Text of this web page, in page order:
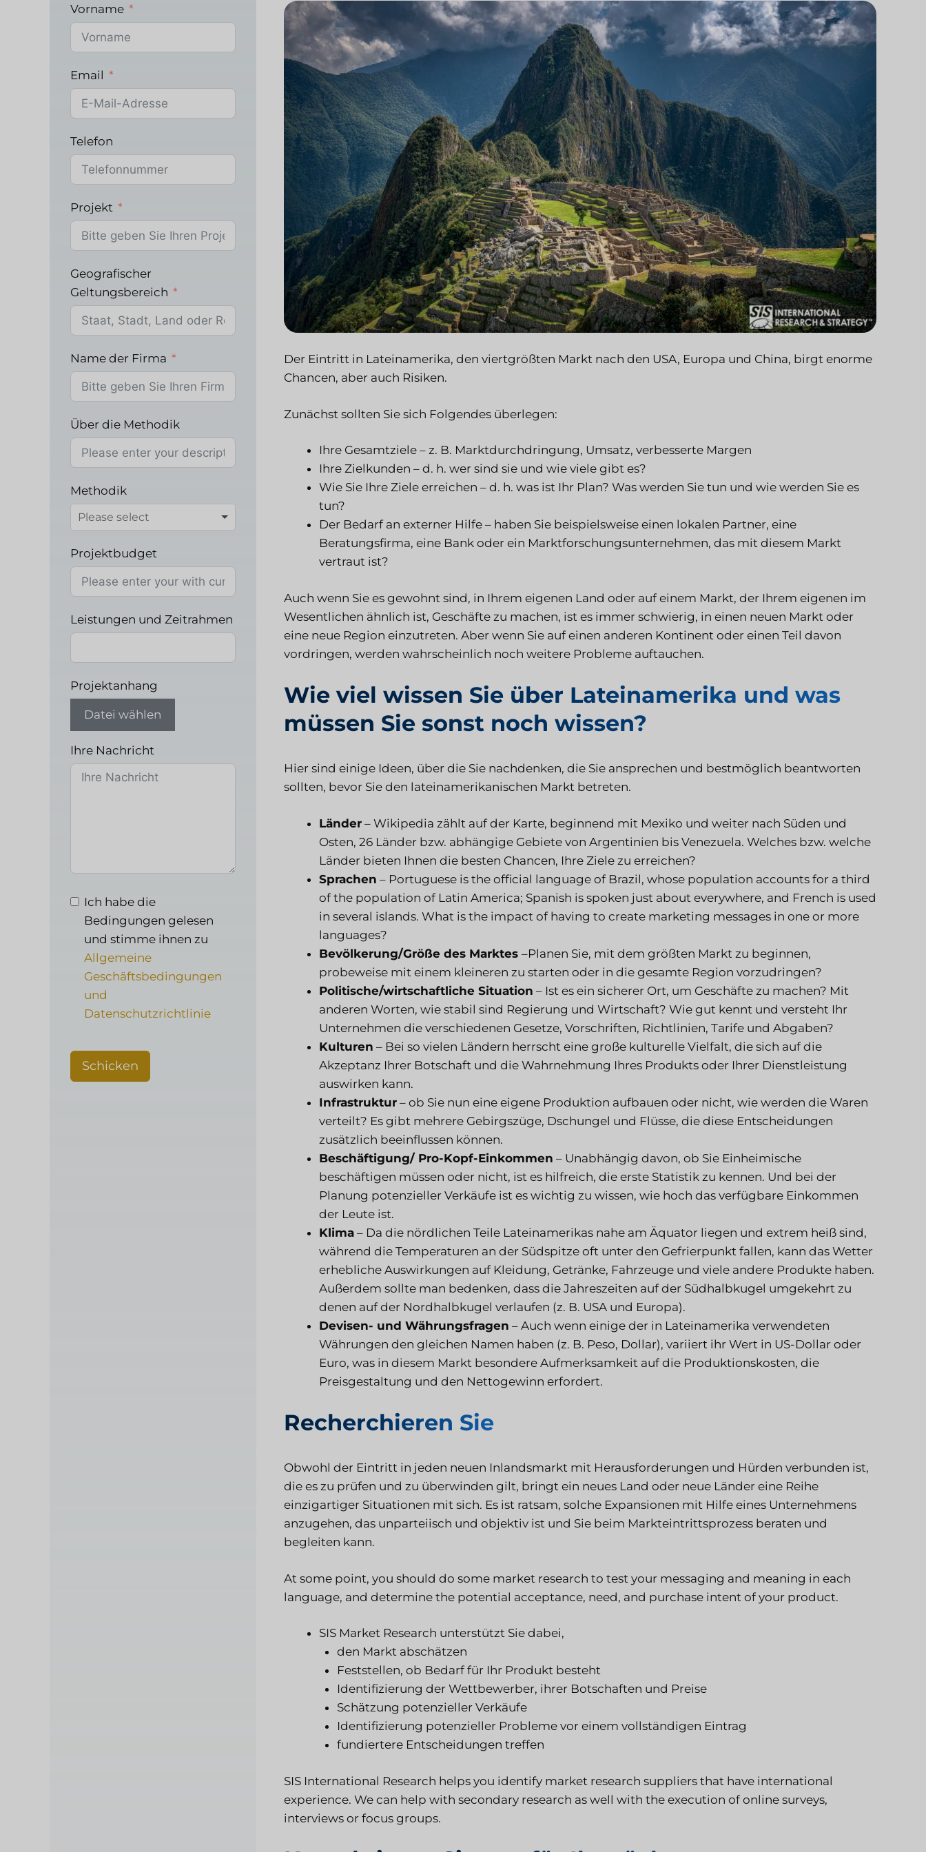
Der Eintritt in Lateinamerika, den viertgrößten Markt nach den USA, Europa und China, birgt enorme
Chancen, aber auch Risiken.
Zunächst sollten Sie sich Folgendes überlegen:
Ihre Gesamtziele – z. B. Marktdurchdringung, Umsatz, verbesserte Margen
Ihre Zielkunden – d. h. wer sind sie und wie viele gibt es?
Wie Sie Ihre Ziele erreichen – d. h. was ist Ihr Plan? Was werden Sie tun und wie werden Sie es
tun?
Der Bedarf an externer Hilfe – haben Sie beispielsweise einen lokalen Partner, eine
Beratungsfirma, eine Bank oder ein Marktforschungsunternehmen, das mit diesem Markt
vertraut ist?
Auch wenn Sie es gewohnt sind, in Ihrem eigenen Land oder auf einem Markt, der Ihrem eigenen im
Wesentlichen ähnlich ist, Geschäfte zu machen, ist es immer schwierig, in einen neuen Markt oder
eine neue Region einzutreten. Aber wenn Sie auf einen anderen Kontinent oder einen Teil davon
vordringen, werden wahrscheinlich noch weitere Probleme auftauchen.
Wie viel wissen Sie über Lateinamerika und was
müssen Sie sonst noch wissen?
Hier sind einige Ideen, über die Sie nachdenken, die Sie ansprechen und bestmöglich beantworten
sollten, bevor Sie den lateinamerikanischen Markt betreten.
Länder – Wikipedia zählt auf der Karte, beginnend mit Mexiko und weiter nach Süden und
Osten, 26 Länder bzw. abhängige Gebiete von Argentinien bis Venezuela. Welches bzw. welche
Länder bieten Ihnen die besten Chancen, Ihre Ziele zu erreichen?
Sprachen – Portuguese is the official language of Brazil, whose population accounts for a third
of the population of Latin America; Spanish is spoken just about everywhere, and French is used
in several islands. What is the impact of having to create marketing messages in one or more
languages?
Bevölkerung/Größe des Marktes –Planen Sie, mit dem größten Markt zu beginnen,
probeweise mit einem kleineren zu starten oder in die gesamte Region vorzudringen?
Politische/wirtschaftliche Situation – Ist es ein sicherer Ort, um Geschäfte zu machen? Mit
anderen Worten, wie stabil sind Regierung und Wirtschaft? Wie gut kennt und versteht Ihr
Unternehmen die verschiedenen Gesetze, Vorschriften, Richtlinien, Tarife und Abgaben?
Kulturen – Bei so vielen Ländern herrscht eine große kulturelle Vielfalt, die sich auf die
Akzeptanz Ihrer Botschaft und die Wahrnehmung Ihres Produkts oder Ihrer Dienstleistung
auswirken kann.
Infrastruktur – ob Sie nun eine eigene Produktion aufbauen oder nicht, wie werden die Waren
verteilt? Es gibt mehrere Gebirgszüge, Dschungel und Flüsse, die diese Entscheidungen
zusätzlich beeinflussen können.
Beschäftigung/ Pro-Kopf-Einkommen – Unabhängig davon, ob Sie Einheimische
beschäftigen müssen oder nicht, ist es hilfreich, die erste Statistik zu kennen. Und bei der
Planung potenzieller Verkäufe ist es wichtig zu wissen, wie hoch das verfügbare Einkommen
der Leute ist.
Klima – Da die nördlichen Teile Lateinamerikas nahe am Äquator liegen und extrem heiß sind,
während die Temperaturen an der Südspitze oft unter den Gefrierpunkt fallen, kann das Wetter
erhebliche Auswirkungen auf Kleidung, Getränke, Fahrzeuge und viele andere Produkte haben.
Außerdem sollte man bedenken, dass die Jahreszeiten auf der Südhalbkugel umgekehrt zu
denen auf der Nordhalbkugel verlaufen (z. B. USA und Europa).
Devisen- und Währungsfragen – Auch wenn einige der in Lateinamerika verwendeten
Währungen den gleichen Namen haben (z. B. Peso, Dollar), variiert ihr Wert in US-Dollar oder
Euro, was in diesem Markt besondere Aufmerksamkeit auf die Produktionskosten, die
Preisgestaltung und den Nettogewinn erfordert.
Recherchieren Sie
Obwohl der Eintritt in jeden neuen Inlandsmarkt mit Herausforderungen und Hürden verbunden ist,
die es zu prüfen und zu überwinden gilt, bringt ein neues Land oder neue Länder eine Reihe
einzigartiger Situationen mit sich. Es ist ratsam, solche Expansionen mit Hilfe eines Unternehmens
anzugehen, das unparteiisch und objektiv ist und Sie beim Markteintrittsprozess beraten und
begleiten kann.
At some point, you should do some market research to test your messaging and meaning in each
language, and determine the potential acceptance, need, and purchase intent of your product.
SIS Market Research unterstützt Sie dabei,
den Markt abschätzen
Feststellen, ob Bedarf für Ihr Produkt besteht
Identifizierung der Wettbewerber, ihrer Botschaften und Preise
Schätzung potenzieller Verkäufe
Identifizierung potenzieller Probleme vor einem vollständigen Eintrag
fundiertere Entscheidungen treffen
SIS International Research helps you identify market research suppliers that have international
experience. We can help with secondary research as well with the execution of online surveys,
interviews or focus groups.
Vorname
Email
Telefon
Projekt
Geografischer
Geltungsbereich
Name der Firma
Über die Methodik
Methodik
Projektbudget
Leistungen und Zeitrahmen
Projektanhang
Datei wählen
Ihre Nachricht
Ich habe die
Bedingungen gelesen
und stimme ihnen zu
Allgemeine
Geschäftsbedingungen
und
Datenschutzrichtlinie
Schicken